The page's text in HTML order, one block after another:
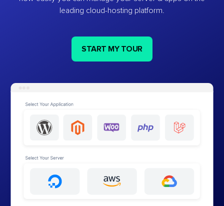
leading cloud-hosting platform.
START MY TOUR